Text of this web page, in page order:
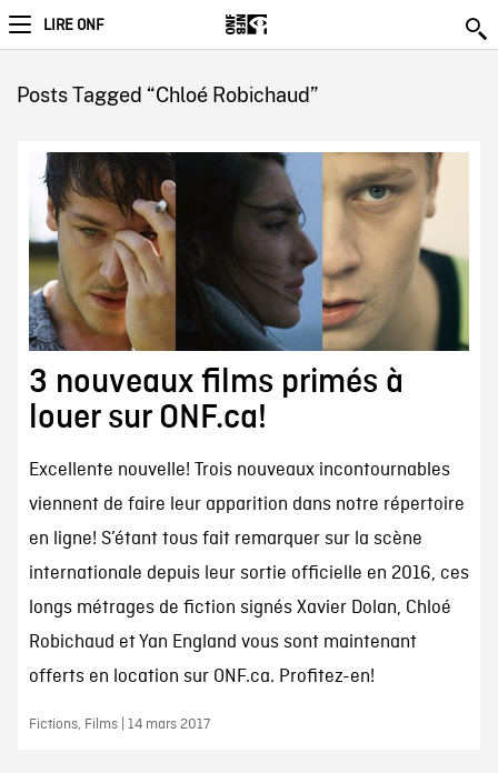
LIRE ONF
Posts Tagged “Chloé Robichaud”
3 nouveaux films primés à
louer sur ONF.ca!
Excellente nouvelle! Trois nouveaux incontournables
viennent de faire leur apparition dans notre répertoire
en ligne! S’étant tous fait remarquer sur la scène
internationale depuis leur sortie officielle en 2016, ces
longs métrages de fiction signés Xavier Dolan, Chloé
Robichaud et Yan England vous sont maintenant
offerts en location sur ONF.ca. Profitez-en!
Fictions, Films | 14 mars 2017